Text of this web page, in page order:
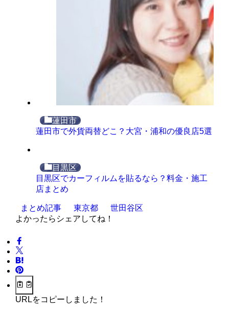
蓮田市
蓮田市で外貨両替どこ？大宮・浦和の優良店5選
目黒区
目黒区でカーフィルムを貼るなら？料金・施工
店まとめ
まとめ記事 東京都
世田谷区
よかったらシェアしてね！
URLをコピーしました！